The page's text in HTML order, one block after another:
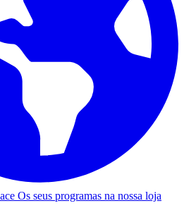
Os seus programas na nossa loja